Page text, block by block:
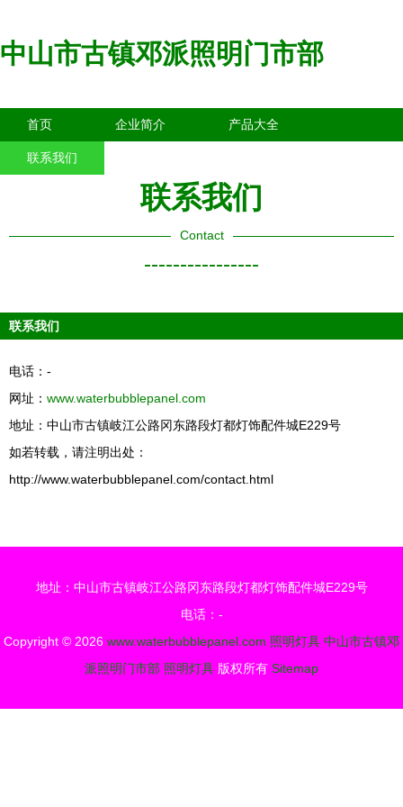
中山市古镇邓派照明门市部
首页 企业简介 产品大全
联系我们
联系我们
Contact
----------------
联系我们
电话：-
网址： www.waterbubblepanel.com
地址：中山市古镇岐江公路冈东路段灯都灯饰配件城E229号
如若转载，请注明出处：
http://www.waterbubblepanel.com/contact.html
地址：中山市古镇岐江公路冈东路段灯都灯饰配件城E229号
电话：-
Copyright © 2026 www.waterbubblepanel.com 照明灯具 中山市古镇邓
派照明门市部 照明灯具 版权所有 Sitemap